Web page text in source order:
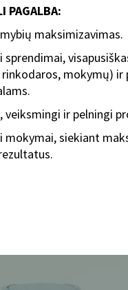
PAGALBA:
maksimizavimas.
sprendimai,
mokymų) ir
veiksmingi ir pelningi
mokymai, siekiant